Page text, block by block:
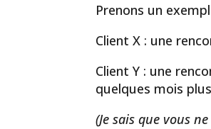
Prenons un
Client X : une
Client Y : une
quelques mois
(Je sais que vous